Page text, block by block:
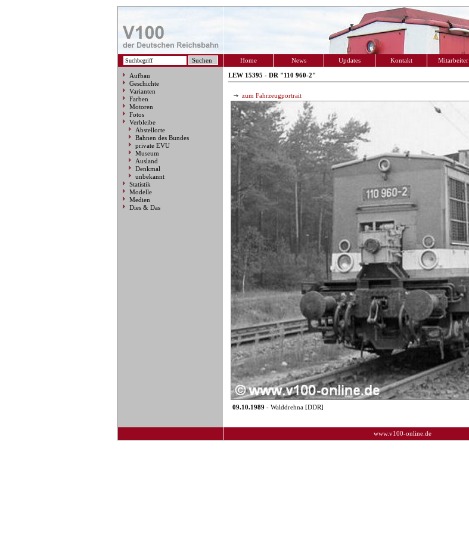
Home News Updates Kontakt Mitarbeiter
Aufbau
Geschichte
Varianten
Farben
Motoren
Fotos
Verbleibe
Abstellorte
Bahnen des Bundes
private EVU
Museum
Ausland
Denkmal
unbekannt
Statistik
Modelle
Medien
Dies & Das
LEW 15395 - DR "110 960-2"
zum Fahrzeugportrait
09.10.1989 - Walddrehna [DDR]
www.v100-online.de